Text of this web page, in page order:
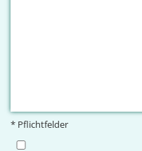
* Pflichtfelder